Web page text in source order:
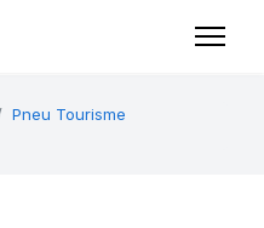
Pneu Tourisme